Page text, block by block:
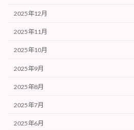
2025年12月
2025年11月
2025年10月
2025年9月
2025年8月
2025年7月
2025年6月